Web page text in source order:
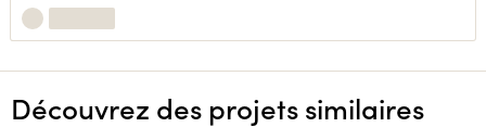
Découvrez des projets similaires